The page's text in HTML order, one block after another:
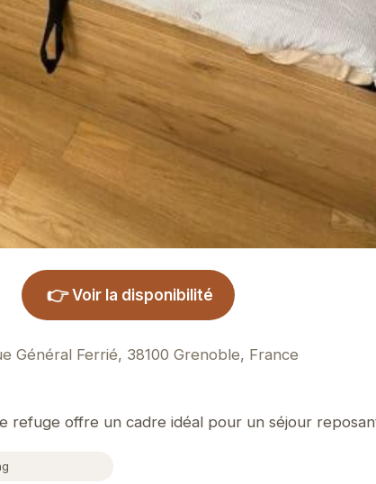
👉 Voir la disponibilité
Général Ferrié, 38100 Grenoble, France
refuge offre un cadre idéal pour un séjour